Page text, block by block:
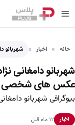
خانه اخبار شهربانو
شهربانو دامغانی
عکس های شخصی
بیوگرافی شهربانو
اخبار
۱۲ ماه قبل